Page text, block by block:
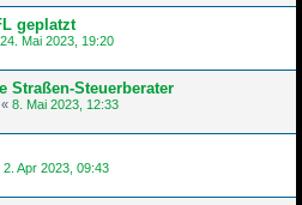
geplatzt
24. Mai 2023, 19:20
Straßen-Steu­er­be­rater
« 8. Mai 2023, 12:33
2. Apr 2023, 09:43